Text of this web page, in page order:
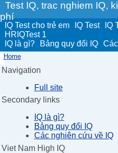
Test IQ, trac nghiem IQ,
phí
IQ Test cho trẻ em IQ Test IQ
HRIQTest 1
IQ là gì?
Bảng quy đổi IQ
Home
Navigation
Full site
Secondary links
IQ là gì?
Bảng quy đổi IQ
Các nghiên cứu về IQ
Viet Nam High IQ